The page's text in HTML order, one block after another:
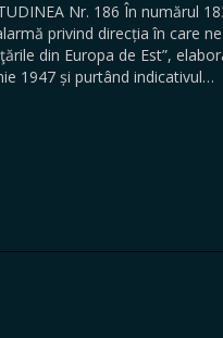
Nr. 186 În numărul
privind direcția în care
din Europa de Est”,
1947 și purtând indicativul…